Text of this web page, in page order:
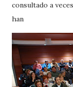
consultado a
han